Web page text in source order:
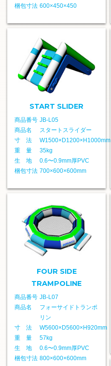
梱包寸法 600×450×450
START SLIDER
商品番号 JB-L05
商品名
スタートスライダー
寸 法
W1500×D1200×H1000mm
重 量
35kg
生 地
0.6〜0.9mm厚PVC
梱包寸法 700×600×600mm
FOUR SIDE
TRAMPOLINE
商品番号 JB-L07
商品名
フォーサイドトランポ
リン
寸 法
W5600×D5600×H920mm
重 量
57kg
生 地
0.6〜0.9mm厚PVC
梱包寸法 800×600×600mm